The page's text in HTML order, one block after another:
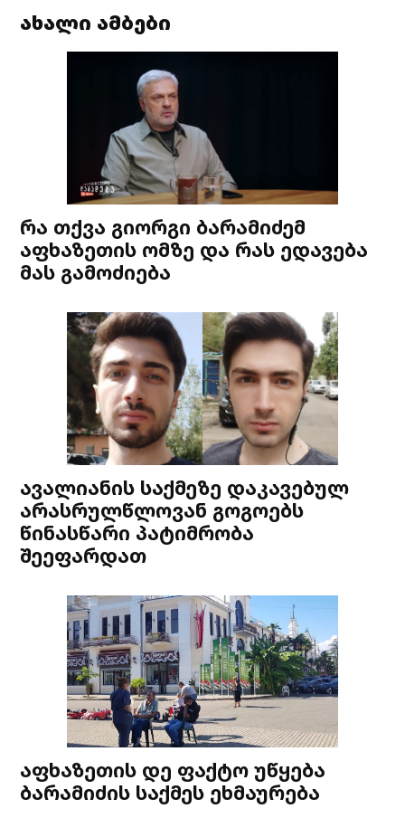
ახალი ამბები
რა თქვა გიორგი ბარამიძემ
აფხაზეთის ომზე და რას ედავება
მას გამოძიება
ავალიანის საქმეზე დაკავებულ
არასრულწლოვან გოგოებს
წინასწარი პატიმრობა
შეეფარდათ
აფხაზეთის დე ფაქტო უწყება
ბარამიძის საქმეს ეხმაურება